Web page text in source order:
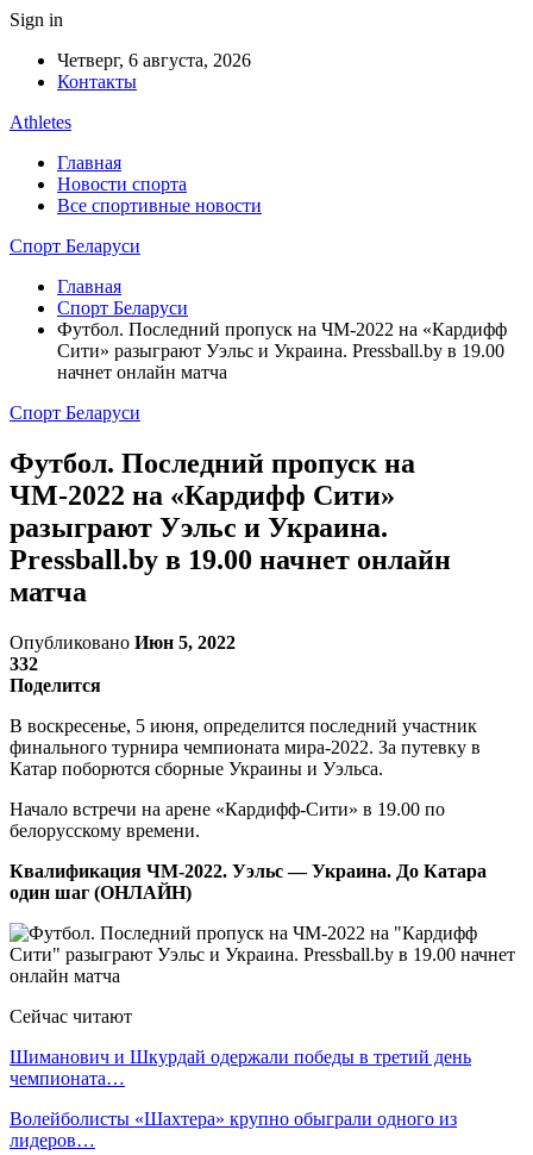
Sign in
Четверг, 6 августа, 2026
Контакты
Athletes
Главная
Новости спорта
Все спортивные новости
Спорт Беларуси
Главная
Спорт Беларуси
Футбол. Последний пропуск на ЧМ-2022 на «Кардифф
Сити» разыграют Уэльс и Украина. Pressball.by в 19.00
начнет онлайн матча
Спорт Беларуси
Футбол. Последний пропуск на
ЧМ-2022 на «Кардифф Сити»
разыграют Уэльс и Украина.
Pressball.by в 19.00 начнет онлайн
матча
Опубликовано Июн 5, 2022
332
Поделится
В воскресенье, 5 июня, определится последний участник
финального турнира чемпионата мира-2022. За путевку в
Катар поборются сборные Украины и Уэльса.
Начало встречи на арене «Кардифф-Сити» в 19.00 по
белорусскому времени.
Квалификация ЧМ-2022. Уэльс — Украина. До Катара
один шаг (ОНЛАЙН)
Сейчас читают
Шиманович и Шкурдай одержали победы в третий день
чемпионата…
Волейболисты «Шахтера» крупно обыграли одного из
лидеров…